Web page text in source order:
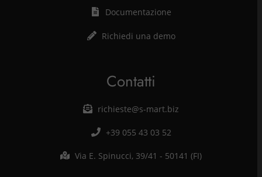
Documentazione
Richiedi una demo
Contatti
richieste@s-mart.biz
+39 055 43 03 52
Via E. Spinucci, 39/41 - 50141 (FI)